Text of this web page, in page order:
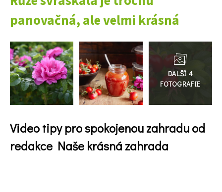
74 Kč
panovačná, ale velmi krásná
do
galerie
Video tipy pro spokojenou zahradu od
redakce Naše krásná zahrada